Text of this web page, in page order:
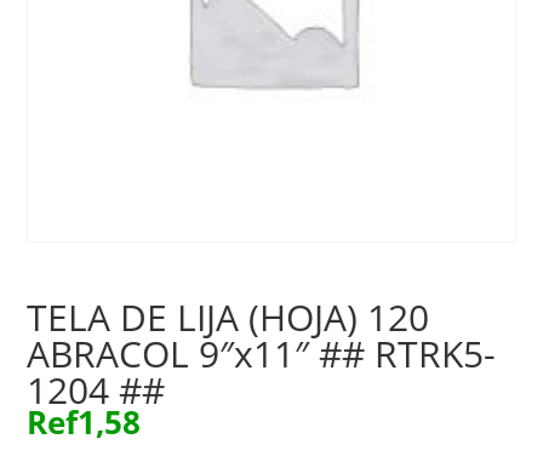
TELA DE LIJA (HOJA) 120
ABRACOL 9″x11″ ## RTRK5-
1204 ##
Ref1,58